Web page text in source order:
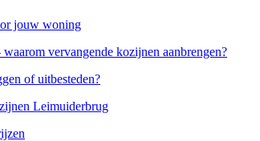
jouw woning
vervangende kozijnen aanbrengen?
of uitbesteden?
Leimuiderbrug